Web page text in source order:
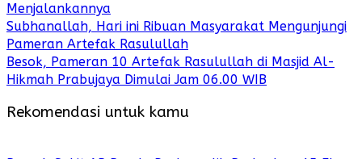
Menjalankannya
Subhanallah, Hari ini Ribuan Masyarakat Mengunjungi
Pameran Artefak Rasulullah
Besok, Pameran 10 Artefak Rasulullah di Masjid Al-
Hikmah Prabujaya Dimulai Jam 06.00 WIB
Rekomendasi untuk kamu